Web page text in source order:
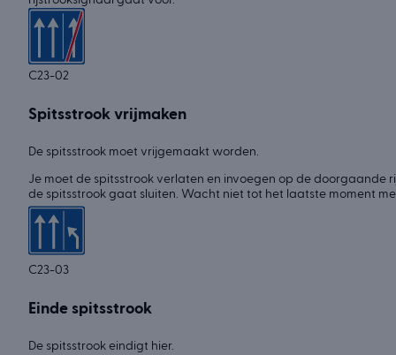
C23-02
Spitsstrook vrijmaken
De spitsstrook moet vrijgemaakt worden.
Je moet de spitsstrook verlaten en invoegen op de doorgaande
de spitsstrook gaat sluiten. Wacht niet tot het laatste moment
C23-03
Einde spitsstrook
De spitsstrook eindigt hier.